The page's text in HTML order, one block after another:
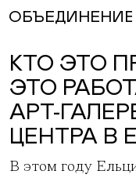
ОБЪЕДИНЕНИЕ
КТО ЭТО
ЭТО
АРТ-
ЦЕНТРА В
В этом году